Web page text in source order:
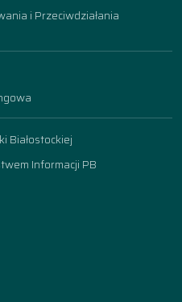
i Przeciwdziałania
Białostockiej
Informacji PB